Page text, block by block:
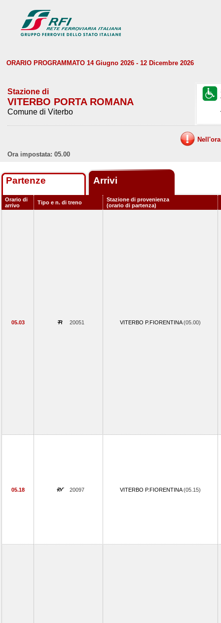
ORARIO PROGRAMMATO 14 Giugno 2026 - 12 Dicembre 2026
Stazione di
VITERBO PORTA ROMANA
Comune di Viterbo
Ora impostata: 05.00
Partenze Arrivi
Orario di
arrivo
Tipo e n. di treno
Stazione di provenienza
(orario di partenza)
05.03 20051 VITERBO P.FIORENTINA(05.00)
05.18 20097 VITERBO P.FIORENTINA(05.15)